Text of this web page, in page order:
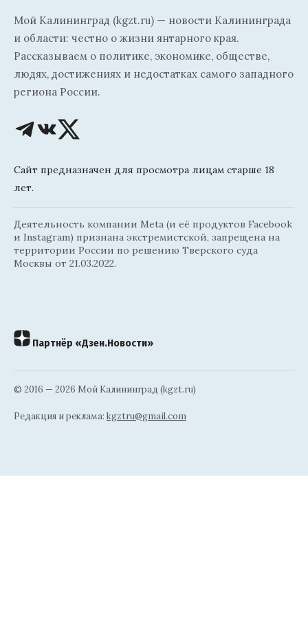
Мой Калининград (kgzt.ru) — новости Калининграда
и области: честно о жизни янтарного края.
Рассказываем о политике, экономике, обществе,
людях, достижениях и недостатках самого западного
региона России.
Сайт предназначен для просмотра лицам старше 18
лет.
Деятельность компании Meta (и её продуктов Facebook
и Instagram) признана экстремистской, запрещена на
территории России по решению Тверского суда
Москвы от 21.03.2022.
Партнёр «Дзен.Новости»
© 2016 — 2026 Мой Калининград (kgzt.ru)
Редакция и реклама: kgztru@gmail.com